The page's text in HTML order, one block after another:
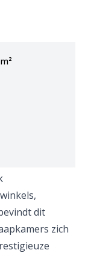
m²
dit
zich